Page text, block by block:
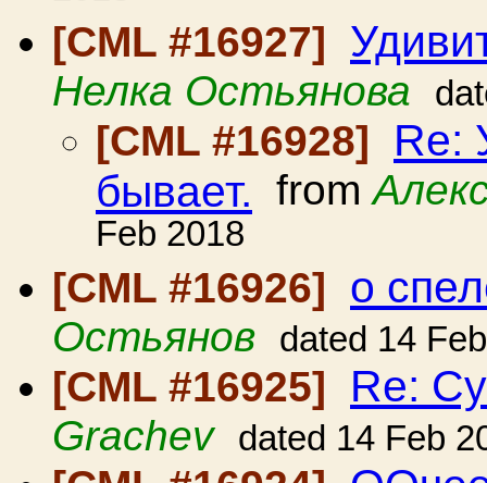
[CML #16927]
Нелка Остьянова
[CML #16928] Re:
бывает. from
Feb 2018
[CML #16926] о
Остьянов dated 14
[CML #16925] Re:
Grachev dated 14 Feb